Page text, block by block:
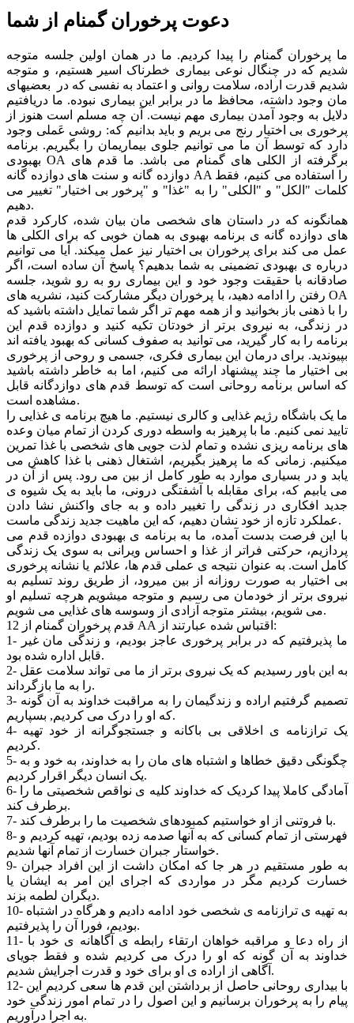
دعوت پرخوران گمنام از شما
ما پرخوران گمنام را پیدا کردیم. ما در همان اولین جلسه متوجه
شدیم که در چنگال نوعی بیماری خطرناک اسیر هستیم، و متوجه
شدیم قدرت اراده، سلامت روانی و اعتماد به نفسی که در بعضیهای
مان وجود داشته، محافظ ما در برابر این بیماری نبوده. ما دریافتیم
دلایل به وجود آمدن بیماری مهم نیست. آن چه مسلم است هنوز از
پرخوری بی اختیار رنج می بریم و باید بدانیم که: روشی عَملی وجود
دارد که توسط آن ما می توانیم جلوی بیماریمان را بگیریم. برنامه
بهبودی OA برگرفته از الکلی های گمنام می باشد. ما قدم های
دوازده گانه و سنت های دوازده گانه AA را استفاده می کنیم، فقط
کلمات "الکل" و "الکلی" را به "غذا" و "پرخور بی اختیار" تغییر می
دهیم.
همانگونه که در داستان های شخصی مان بیان شده، کارکرد قدم
های دوازده گانه ی برنامه بهبوی به همان خوبی که برای الکلی ها
عمل می کند برای پرخوران بی اختیار نیز عمل میکند. آیا می توانیم
درباره ی بهبودی تضمینی به شما بدهیم؟ پاسخ آن ساده است، اگر
صادقانه با حقیقت وجود خود و این بیماری رو به رو شوید، جلسه
رفتن را ادامه دهید، با پرخوران دیگر مشارکت کنید، نشریه های OA
را با ذهنی باز بخوانید و از همه مهم تر اگر شما تمایل داشته باشید که
در زندگی، به نیروی برتر از خودتان تکیه کنید و دوازده قدم این
برنامه را به کار گیرید، می توانید به صفوف کسانی که بهبود یافته اند
بپیوندید. برای درمان این بیماری فکری، جسمی و روحی از پرخوری
بی اختیار ما چند پیشنهاد ارائه می کنیم، اما به خاطر داشته باشید
که اساس برنامه روحانی است که توسط قدم های دوازدگانه قابل
مشاهده است.
ما یک باشگاه رژیم غذایی و کالری نیستیم. ما هیچ برنامه ی غذایی را
تایید نمی کنیم. ما با پرهیز به واسطه دوری کردن از تمام میان وعده
های برنامه ریزی نشده و تمام لذت جویی های شخصی با غذا تمرین
میکنیم. زمانی که ما پرهیز بگیریم، اشتغال ذهنی با غذا کاهش می
یابد و در بسیاری موارد به طور کامل از بین می رود. پس از آن در
می یابیم که، برای مقابله با آشفتگی درونی، ما باید به یک شیوه ی
جدید افکاری در زندگی را تغییر داده و به جای واکنش نشا دادن
عملکرد تازه از خود نشان دهیم، که این ماهیت جدید زندگی ماست.
با این فرصت بدست آمده، ما به برنامه ی بهبودی دوازده قدم می
پردازیم، حرکتی فراتر از غذا و احساس ویرانی به سوی یک زندگی
کامل است. به عنوان نتیجه ی عملی قدم ها، علائم یا نشانه پرخوری
بی اختیار به صورت روزانه از بین میرود، از طریق روند تسلیم به
نیروی برتر از خودمان می رسیم و متوجه میشویم هرچه تسلیم او
می شویم، بیشتر متوجه آزادی از وسوسه های غذایی می شویم.
12 قدم پرخوران گمنام از AA اقتباس شده عبارتند از:
1- ما پذیرفتیم که در برابر پرخوری عاجز بودیم، و زندگی مان غیر
قابل اداره شده بود.
2- به این باور رسیدیم که یک نیروی برتر از ما می تواند سلامت عقل
را به ما بازگرداند.
3- تصمیم گرفتیم اراده و زندگیمان را به مراقبت خداوند به آن گونه
که او را درک می کردیم, بسپاریم.
4- یک ترازنامه ی اخلاقی بی باکانه و جستجوگرانه از خود تهیه
کردیم.
5- چگونگی دقیق خطاها و اشتباه های مان را به خداوند، به خود و به
یک انسان دیگر اقرار کردیم.
6- آمادگی کاملا پیدا کردیک که خداوند کلیه ی نواقص شخصیتی ما را
برطرف کند.
7- با فروتنی از او خواستیم کمبودهای شخصیت ما را برطرف کند.
8- فهرستی از تمام کسانی که به آنها صدمه زده بودیم، تهیه کردیم و
خواستار جبران خسارت از تمام آنها شدیم.
9- به طور مستقیم در هر جا که امکان داشت از این افراد جبران
خسارت کردیم مگر در مواردی که اجرای این امر به ایشان یا
دیگران لطمه بزند.
10- به تهیه ی ترازنامه ی شخصی خود ادامه دادیم و هرگاه در اشتباه
بودیم، فورا آن را پذیرفتیم.
11- از راه دعا و مراقبه خواهان ارتقاء رابطه ی آگاهانه ی خود با
خداوند به آن گونه که او را درک می کردیم شده و فقط جویای
آگاهی از اراده ی او برای خود و قدرت اجرایش شدیم.
12- با بیداری روحانی حاصل از برداشتن این قدم ها سعی کردیم این
پیام را به پرخوران برسانیم و این اصول را در تمام امور زندگی خود
به اجرا درآوریم.